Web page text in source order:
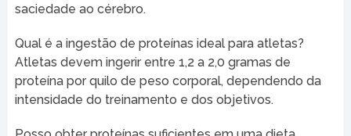
saciedade ao cérebro.
Qual é a ingestão de proteínas ideal para atletas?
Atletas devem ingerir entre 1,2 a 2,0 gramas de
proteína por quilo de peso corporal, dependendo da
intensidade do treinamento e dos objetivos.